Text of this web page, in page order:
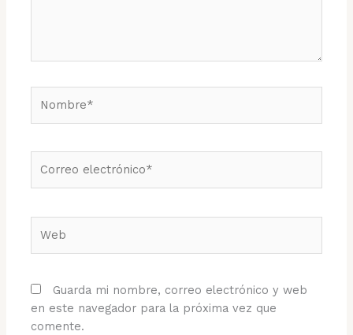
electrónico*
Guarda mi nombre, correo electrónico y web
en este navegador para la próxima vez que
comente.